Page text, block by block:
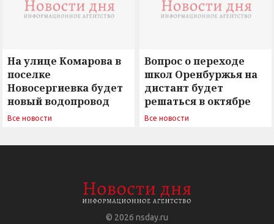
На улице Комарова в
поселке
Новосергиевка будет
новый водопровод
Все новости
Вопрос о переходе
школ Оренбуржья на
дистант будет
решаться в октябре
Все новости
© 2026 nsday.ru